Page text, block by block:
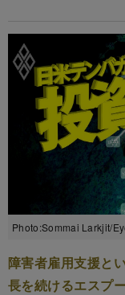
Photo:Sommai Larkjit/
障害者雇用支援と
長を続けるエスプ